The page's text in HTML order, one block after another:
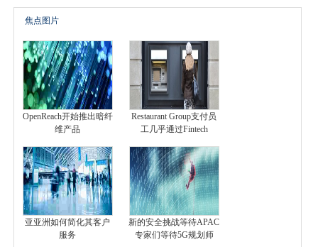
焦点图片
OpenReach开始推出暗纤
维产品
Restaurant Group支付员
工几乎通过Fintech
亚亚洲如何简化其客户
服务
新的安全挑战等待APAC
专家们等待5G规划师